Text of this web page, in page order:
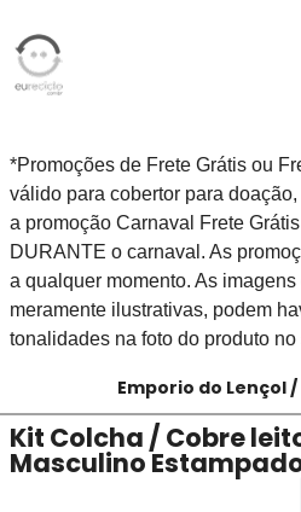
Kit Colcha / Cobre
Masculino
*Promoções de Frete Grátis ou
válido para cobertor para
a promoção Carnaval Frete
DURANTE o carnaval. As
a qualquer momento. As
meramente ilustrativas, podem
tonalidades na foto do produto
Emporio do Lençol